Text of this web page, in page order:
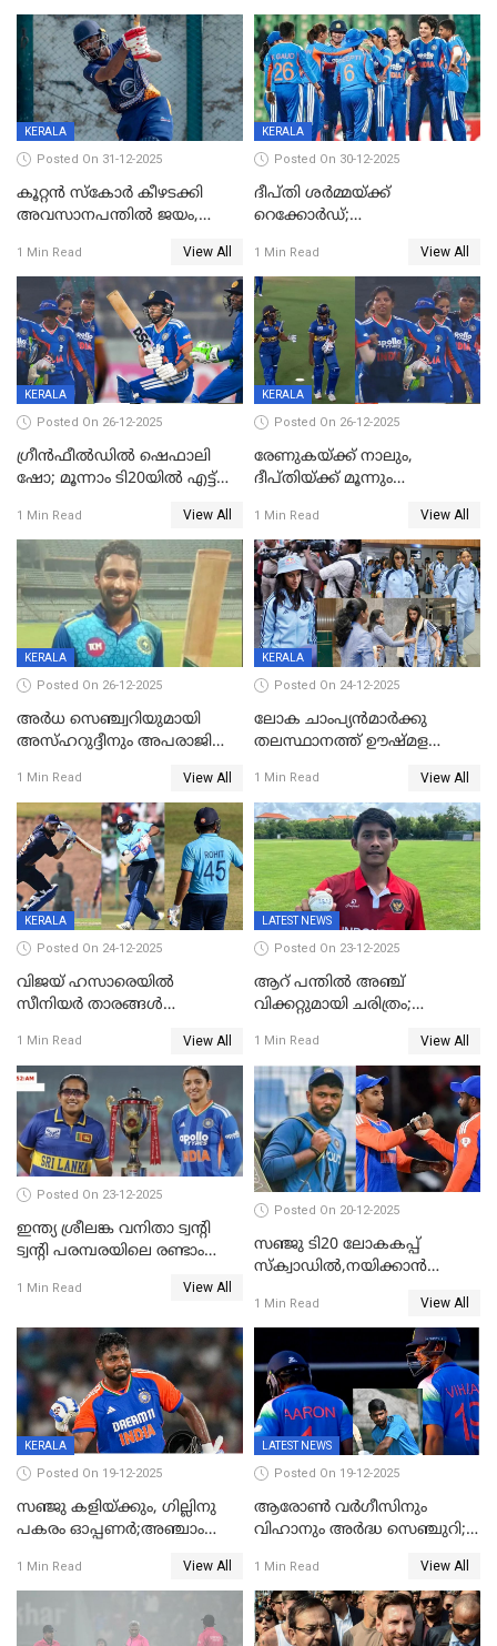
KERALA
Posted On 31-12-2025
കൂറ്റൻ സ്കോർ കീഴടക്കി
അവസാനപന്തിൽ ജയം,
1 Min Read View All
KERALA
Posted On 30-12-2025
ദീപ്തി ശർമ്മയ്ക്ക്
റെക്കോർഡ്;
ടി20 പരമ്പര തൂത്തുവാരി
ഇന്ത്യ
1 Min Read View All
KERALA
Posted On 26-12-2025
ഗ്രീന്‍ഫീല്‍ഡില്‍ ഷെഫാലി
ഷോ; മൂന്നാം ടി20യിൽ എട്ട്
വനിതകള്‍ക്കെതിരായ ടി20
പരമ്പര ഇന്ത്യക്ക്
1 Min Read View All
KERALA
Posted On 26-12-2025
രേണുകയ്ക്ക് നാലും,
ദീപ്തിയ്ക്ക് മൂന്നും
ടി20യിലും ശ്രീലങ്കയ്ക്ക്
ബാറ്റിംഗ് തകര്‍ച്ച; ഇന്ത്യയ്ക്ക്
വിജയലക്ഷ്യം 113 റൺസ്
1 Min Read View All
KERALA
Posted On 26-12-2025
അർധ സെഞ്ച്വറിയുമായി
അസ്ഹറുദ്ദീനും അപരാജിതും
റൺസ് വിജയലക്ഷ്യമുയർത്തി
കേരളം
1 Min Read View All
KERALA
Posted On 24-12-2025
ലോക ചാംപ്യൻമാർക്കു
തലസ്ഥാനത്ത് ഊഷ്മള
മത്സരം ജയിച്ചാൽ ഇന്ത്യയ്ക്കു
പരമ്പര
1 Min Read View All
KERALA
Posted On 24-12-2025
വിജയ് ഹസാരെയിൽ
സീനിയർ താരങ്ങൾ
സച്ചിന്‍റെ റെക്കോഡ് മറികടന്ന്
കോഹ്‌ലി, രോഹിത്
വാർണർക്കൊപ്പം
1 Min Read View All
LATEST NEWS
Posted On 23-12-2025
ആറ് പന്തിൽ അഞ്ച്
വിക്കറ്റുമായി ചരിത്രം;
റെക്കോഡുമായി
ഇന്തോനേഷ്യൻ താരം
1 Min Read View All
Posted On 23-12-2025
ഇന്ത്യ ശ്രീലങ്ക വനിതാ ട്വന്റി
ട്വന്റി പരമ്പരയിലെ രണ്ടാം
1 Min Read View All
Posted On 20-12-2025
സഞ്ജു ടി20 ലോകകപ്പ്
സ്‌ക്വാഡിൽ,നയിക്കാൻ
പ്രഖ്യാപിച്ച് ബി.സി.സി.ഐ
1 Min Read View All
KERALA
Posted On 19-12-2025
സഞ്ജു കളിയ്ക്കും, ഗില്ലിനു
പകരം ഓപ്പണർ;അഞ്ചാം
മാറ്റം
1 Min Read View All
LATEST NEWS
Posted On 19-12-2025
ആരോൺ വർഗീസിനും
വിഹാനും അർദ്ധ സെഞ്ചുറി;
ഇന്ത്യ ഫൈനലിൽ
1 Min Read View All